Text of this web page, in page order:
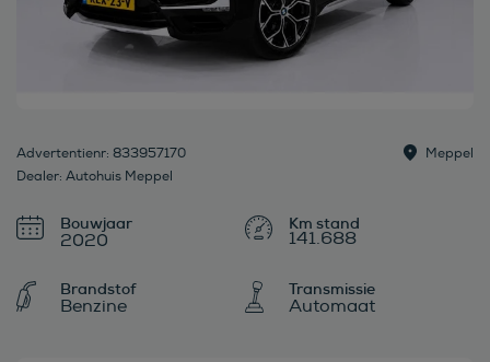
Advertentienr: 833957170
Dealer: Autohuis Meppel
Meppel
Bouwjaar
2020 141.688
Brandstof
Benzine
Transmissie
Automaat